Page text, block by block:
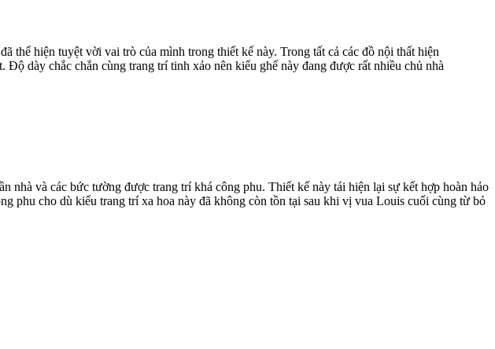
hiện tuyệt vời vai trò của mình trong thiết kế này. Trong tất cả các đồ nội thất hiện
dày chắc chắn cùng trang trí tinh xảo nên kiểu ghế này đang được rất nhiều chủ nhà
nhà và các bức tường được trang trí khá công phu. Thiết kế này tái hiện lại sự kết hợp hoàn hảo
phu cho dù kiểu trang trí xa hoa này đã không còn tồn tại sau khi vị vua Louis cuối cùng từ bỏ